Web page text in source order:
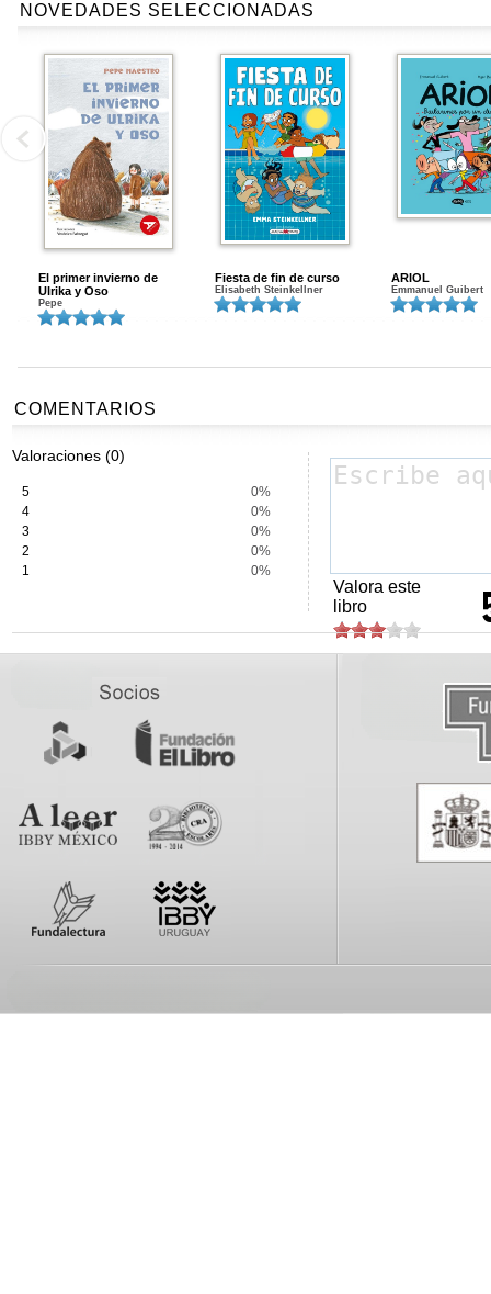
NOVEDADES SELECCIONADAS
El primer invierno de
Ulrika y Oso
Pepe
Fiesta de fin de curso
Elisabeth Steinkellner
ARIOL
Emmanuel Guibert
COMENTARIOS
Valoraciones (0)
5
0%
4
0%
3
0%
2
0%
1
0%
Valora este
libro